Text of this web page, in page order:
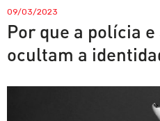
09/03/2023
Por que a polícia
ocultam a